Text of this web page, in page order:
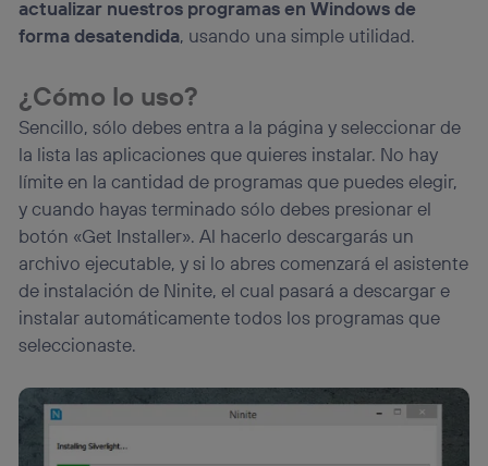
actualizar nuestros programas en Windows de
forma desatendida, usando una simple utilidad.
¿Cómo lo uso?
Sencillo, sólo debes entra a la página y seleccionar de
la lista las aplicaciones que quieres instalar. No hay
límite en la cantidad de programas que puedes elegir,
y cuando hayas terminado sólo debes presionar el
botón «Get Installer». Al hacerlo descargarás un
archivo ejecutable, y si lo abres comenzará el asistente
de instalación de Ninite, el cual pasará a descargar e
instalar automáticamente todos los programas que
seleccionaste.